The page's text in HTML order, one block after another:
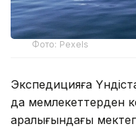
Фото: Pexels
Экспедицияға
да мемлекеттерден
аралығындағы